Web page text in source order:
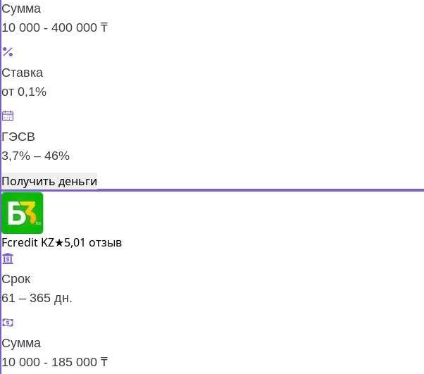
Сумма
10 000 - 400 000 ₸
Ставка
от 0,1%
ГЭСВ
3,7% – 46%
Получить деньги
Fcredit KZ★5,01 отзыв
Срок
61 – 365 дн.
Сумма
10 000 - 185 000 ₸